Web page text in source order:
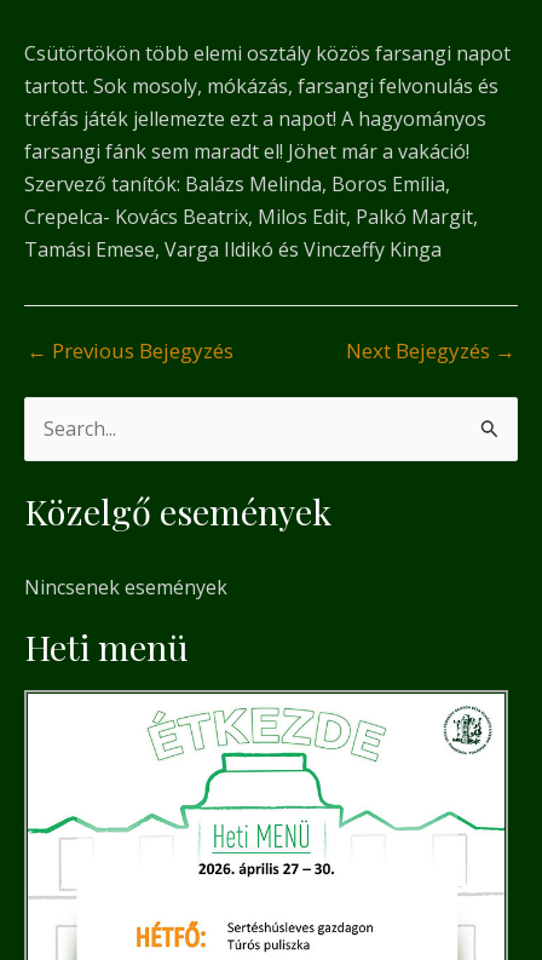
Csütörtökön több elemi osztály közös farsangi napot
tartott. Sok mosoly, mókázás, farsangi felvonulás és
tréfás játék jellemezte ezt a napot! A hagyományos
farsangi fánk sem maradt el! Jöhet már a vakáció!
Szervező tanítók: Balázs Melinda, Boros Emília,
Crepelca- Kovács Beatrix, Milos Edit, Palkó Margit,
Tamási Emese, Varga Ildikó és Vinczeffy Kinga
← Previous Bejegyzés Next Bejegyzés →
a
c
f
Közelgő események
Nincsenek események
Heti menü